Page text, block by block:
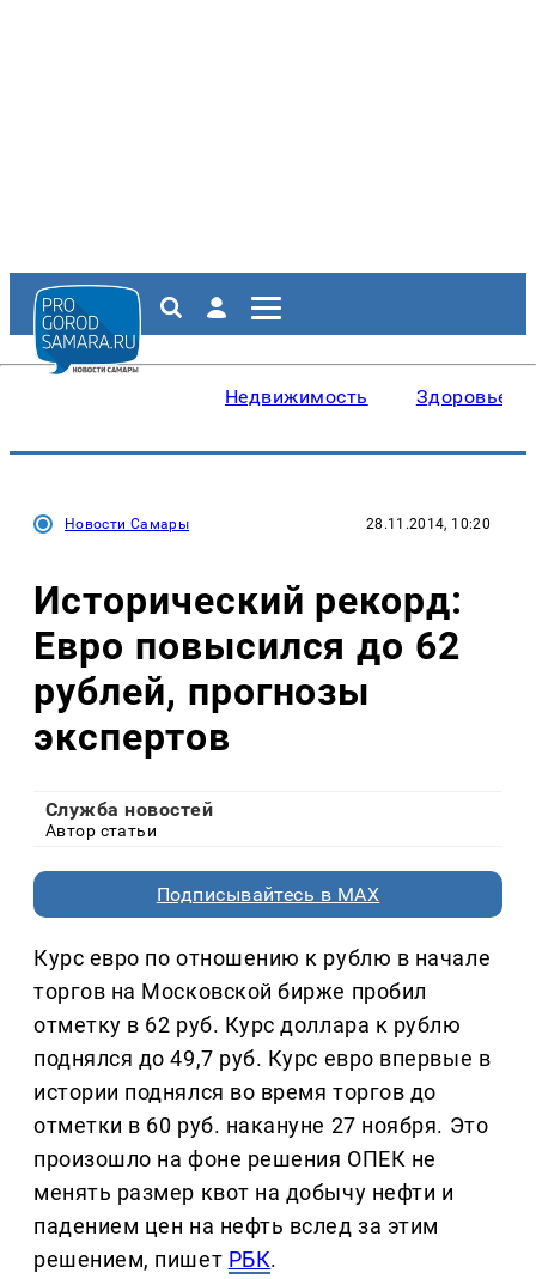
Недвижимость Здоровье
Новости Самары 28.11.2014, 10:20
Исторический рекорд:
Евро повысился до 62
рублей, прогнозы
экспертов
Служба новостей
Автор статьи
Подписывайтесь в MAX
Курс евро по отношению к рублю в начале
торгов на Московской бирже пробил
отметку в 62 руб. Курс доллара к рублю
поднялся до 49,7 руб. Курс евро впервые в
истории поднялся во время торгов до
отметки в 60 руб. накануне 27 ноября. Это
произошло на фоне решения ОПЕК не
менять размер квот на добычу нефти и
падением цен на нефть вслед за этим
решением, пишет РБК.